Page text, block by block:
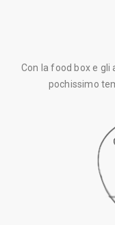
Con la food box e
pochissimo